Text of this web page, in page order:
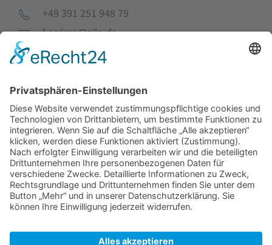
+49 391 251 948 79
karriere@aiio.de